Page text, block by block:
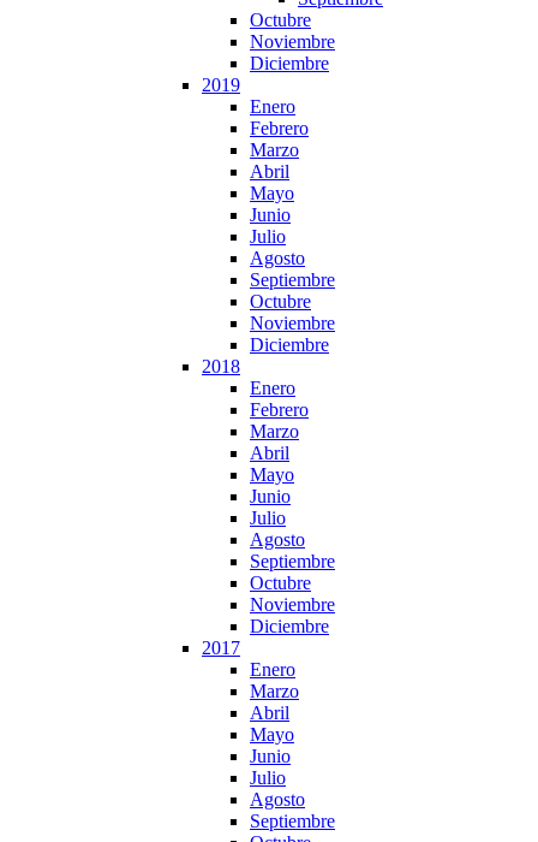
Octubre
Noviembre
Diciembre
2019
Enero
Febrero
Marzo
Abril
Mayo
Junio
Julio
Agosto
Septiembre
Octubre
Noviembre
Diciembre
2018
Enero
Febrero
Marzo
Abril
Mayo
Junio
Julio
Agosto
Septiembre
Octubre
Noviembre
Diciembre
2017
Enero
Marzo
Abril
Mayo
Junio
Julio
Agosto
Septiembre